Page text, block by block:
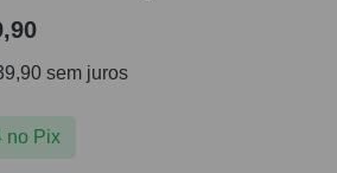
sem juros
no Pix